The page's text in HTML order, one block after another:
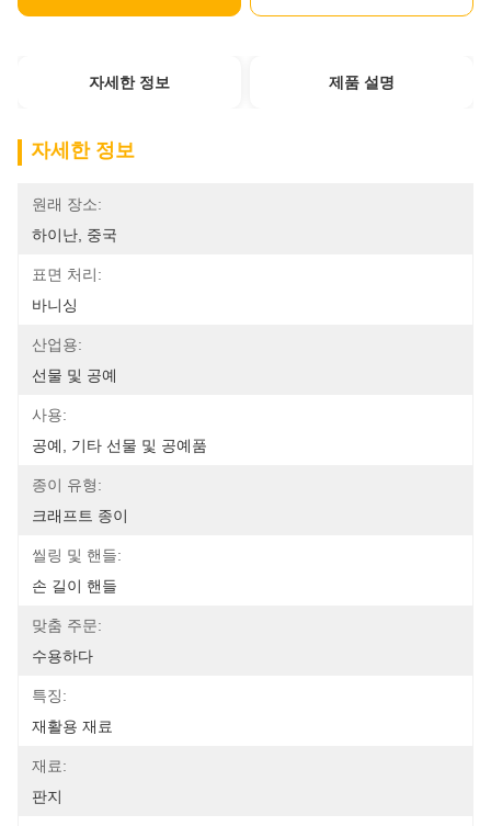
자세한 정보 제품 설명
자세한 정보
원래 장소:
하이난, 중국
표면 처리:
바니싱
산업용:
선물 및 공예
사용:
공예, 기타 선물 및 공예품
종이 유형:
크래프트 종이
씰링 및 핸들:
손 길이 핸들
맞춤 주문:
수용하다
특징:
재활용 재료
재료:
판지